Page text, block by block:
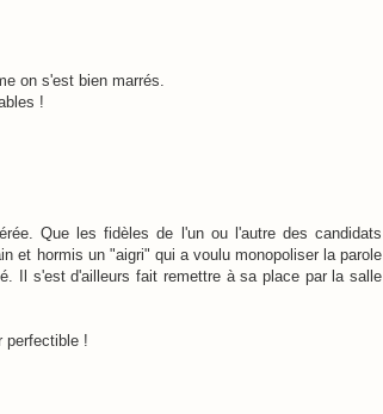
on s'est bien marrés.
!
Que les fidèles de l'un ou l'autre des candidats
et hormis un "aigri" qui a voulu monopoliser la parole
Il s'est d'ailleurs fait remettre à sa place par la salle
perfectible !